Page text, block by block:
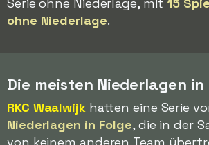
ohne Niederlage.
Die meisten Niederlagen in
RKC Waalwijkhatten eine Serie
Niederlagen in Folge, die in der